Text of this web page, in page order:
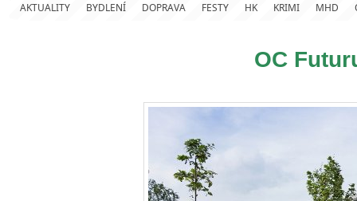
AKTUALITY BYDLENÍ DOPRAVA FESTY HK KRIMI MHD
OC